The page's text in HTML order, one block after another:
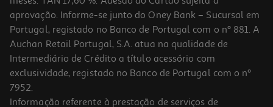
aprovação. Informe-se junto do Oney Bank – Sucursal em
Portugal, registado no Banco de Portugal com o nº 881. A
Auchan Retail Portugal, S.A. atua na qualidade de
Intermediário de Crédito a título acessório com
exclusividade, registado no Banco de Portugal com o nº
7952.
Informação referente à prestação de serviços de